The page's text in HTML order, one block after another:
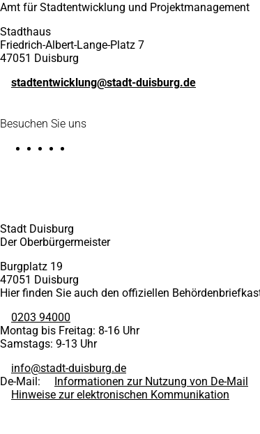
Amt für Stadtentwicklung und Projektmanagement
Stadthaus
Friedrich-Albert-Lange-Platz 7
47051 Duisburg
stadtentwicklung
stadt-duisburg de
Besuchen Sie uns
Stadt Duisburg
Der Oberbürgermeister
Burgplatz 19
47051 Duisburg
Hier finden Sie auch den offiziellen
0203 94000
Montag bis Freitag: 8-16 Uhr
Samstags: 9-13 Uhr
info
stadt-duisburg de
De-Mail:
Informationen zur Nutzung von De-Mail
Hinweise zur elektronischen Kommunikation